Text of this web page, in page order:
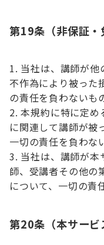
第19条（非保証・
当社は、講師が他
不作為により被った
の責任を負わないも
本規約に特に定め
に関連して講師が被
一切の責任を負わな
当社は、講師が
師、受講者その他の
について、一切の責
第20条（本サービ